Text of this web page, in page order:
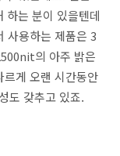
하는 분이 있을텐데
사용하는 제품은 3
의 아주 밝은
르게 오랜 시간동안
도 갖추고 있죠.